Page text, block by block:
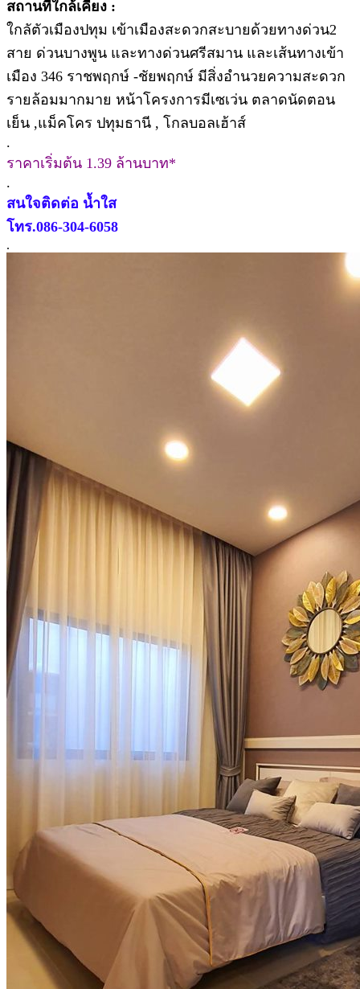
สถานที่ใกล้เคียง :
ใกลัตัวเมืองปทุม เข้าเมืองสะดวกสะบายด้วยทางด่วน2
สาย ด่วนบางพูน และทางด่วนศรีสมาน และเส้นทางเข้า
เมือง 346 ราชพฤกษ์ -ชัยพฤกษ์ มีสิ่งอำนวยความสะดวก
รายล้อมมากมาย หน้าโครงการมีเซเว่น ตลาดนัดตอน
เย็น ,แม็คโคร ปทุมธานี , โกลบอลเฮ้าส์
.
ราคาเริ่มต้น 1.39 ล้านบาท*
.
สนใจติดต่อ น้ำใส
โทร.086-304-6058
.